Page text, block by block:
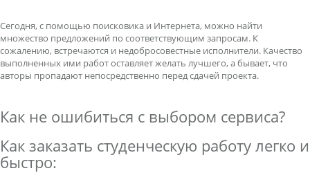
Сегодня, с помощью поисковика и Интернета, можно найти
множество предложений по соответствующим запросам. К
сожалению, встречаются и недобросовестные исполнители. Качество
выполненных ими работ оставляет желать лучшего, а бывает, что
авторы пропадают непосредственно перед сдачей проекта.
Как не ошибиться с выбором сервиса?
Как заказать студенческую работу легко и
быстро: